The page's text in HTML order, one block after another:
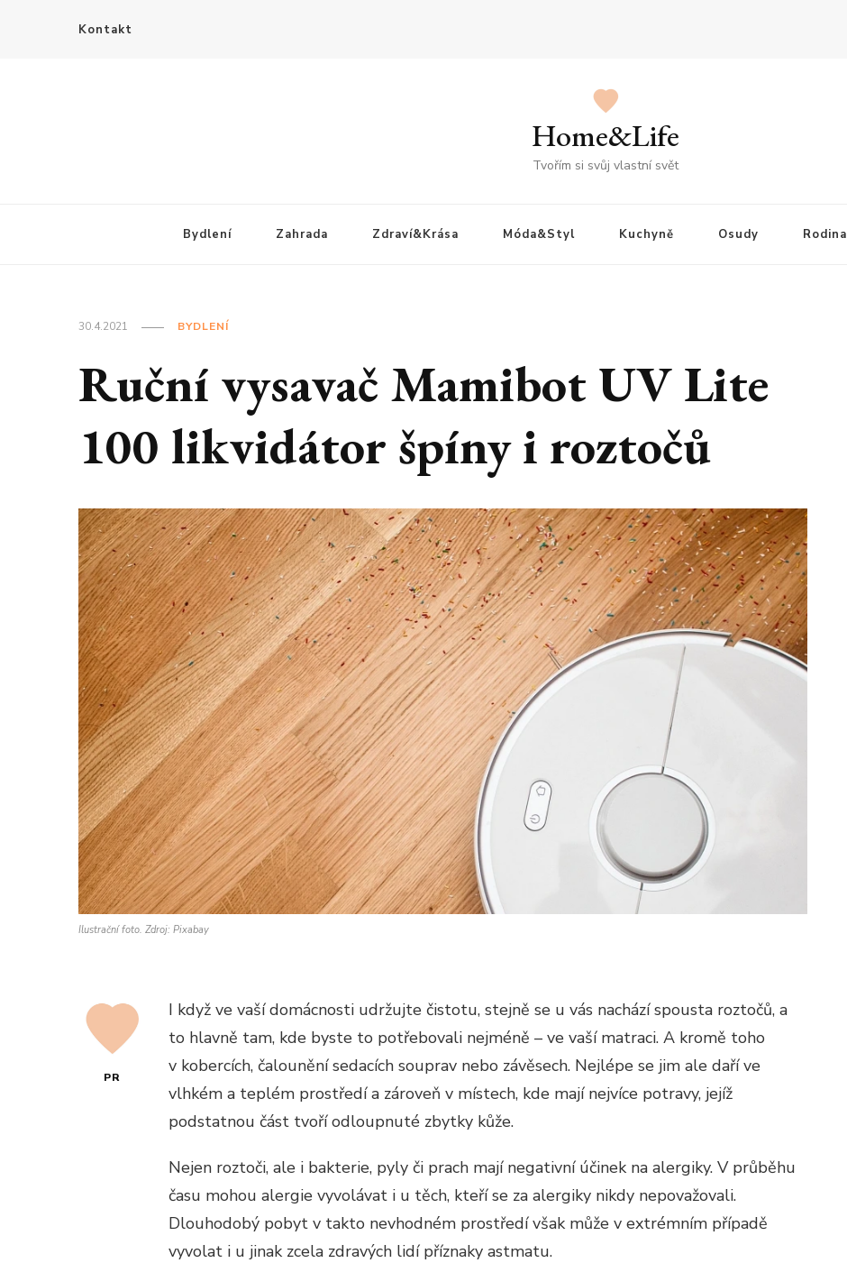
Kontakt
Home&Life
Tvořím si svůj vlastní svět
Bydlení Zahrada Zdraví&Krása Móda&Styl Kuchyně Osudy Rodina
30.4.2021 BYDLENÍ
Ruční vysavač Mamibot UV Lite
100 likvidátor špíny i roztočů
Ilustrační foto. Zdroj: Pixabay
PR
I když ve vaší domácnosti udržujte čistotu, stejně se u vás nachází spousta roztočů, a
to hlavně tam, kde byste to potřebovali nejméně – ve vaší matraci. A kromě toho
v kobercích, čalounění sedacích souprav nebo závěsech. Nejlépe se jim ale daří ve
vlhkém a teplém prostředí a zároveň v místech, kde mají nejvíce potravy, jejíž
podstatnou část tvoří odloupnuté zbytky kůže.
Nejen roztoči, ale i bakterie, pyly či prach mají negativní účinek na alergiky. V průběhu
času mohou alergie vyvolávat i u těch, kteří se za alergiky nikdy nepovažovali.
Dlouhodobý pobyt v takto nevhodném prostředí však může v extrémním případě
vyvolat i u jinak zcela zdravých lidí příznaky astmatu.